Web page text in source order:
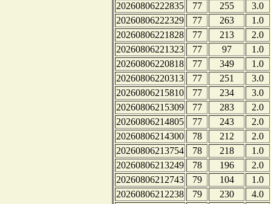
20260806222835
77 255
3.0
20260806222329
77 263
1.0
20260806221828
77 213
2.0
20260806221323
77 97
1.0
20260806220818
77 349
1.0
20260806220313
77 251
3.0
20260806215810
77 234
3.0
20260806215309
77 283
2.0
20260806214805
77 243
2.0
20260806214300
78 212
2.0
20260806213754
78 218
1.0
20260806213249
78 196
2.0
20260806212743
79 104
1.0
20260806212238
79 230
4.0